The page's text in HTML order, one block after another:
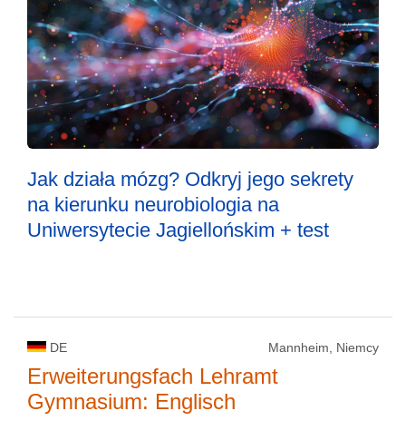
Jak działa mózg? Odkryj jego sekrety
na kierunku neurobiologia na
Uniwersytecie Jagiellońskim + test
DE Mannheim, Niemcy
Erweiterungsfach Lehramt
Gymnasium: Englisch